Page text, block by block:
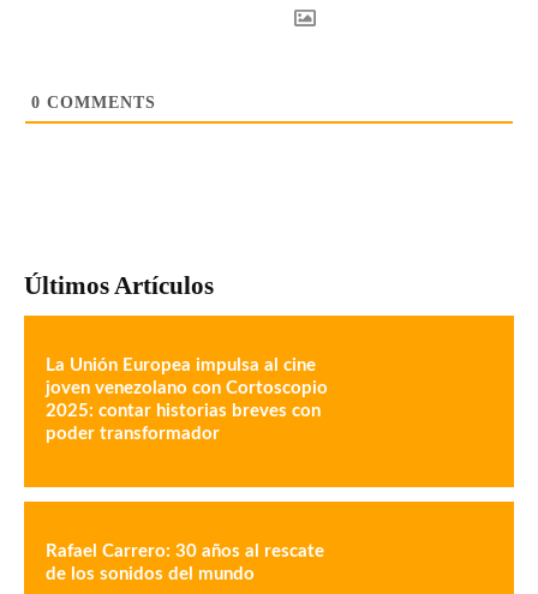
0 COMMENTS
Últimos Artículos
La Unión Europea impulsa al cine
joven venezolano con Cortoscopio
2025: contar historias breves con
poder transformador
Rafael Carrero: 30 años al rescate
de los sonidos del mundo